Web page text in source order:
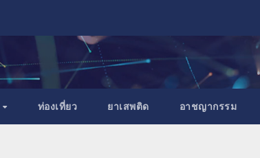
ท่องเที่ยว ยาเสพติด อาชญากรรม